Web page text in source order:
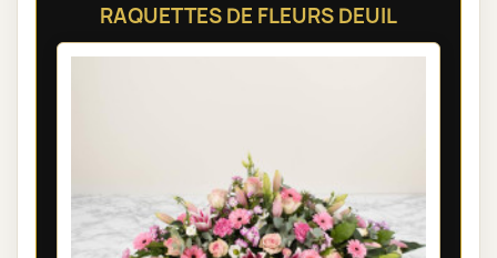
RAQUETTES DE FLEURS DEUIL